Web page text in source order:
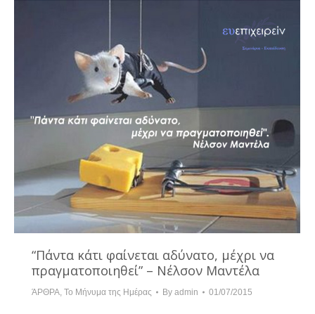
“Πάντα κάτι φαίνεται αδύνατο, μέχρι να
πραγματοποιηθεί” – Νέλσον Μαντέλα
ΆΡΘΡΑ Το Μήνυμα της Ημέρας By admin 01/07/2015